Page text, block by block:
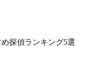
め探偵ランキング5選